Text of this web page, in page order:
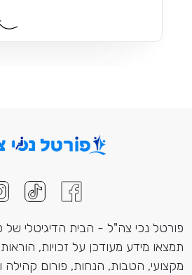
פורטל נכי צה"ל - הבית הדיגיטלי של
תמצאו מידע מעודכן על זכויות,
מקצועי, הטבות, הנחות, פורום קהילה